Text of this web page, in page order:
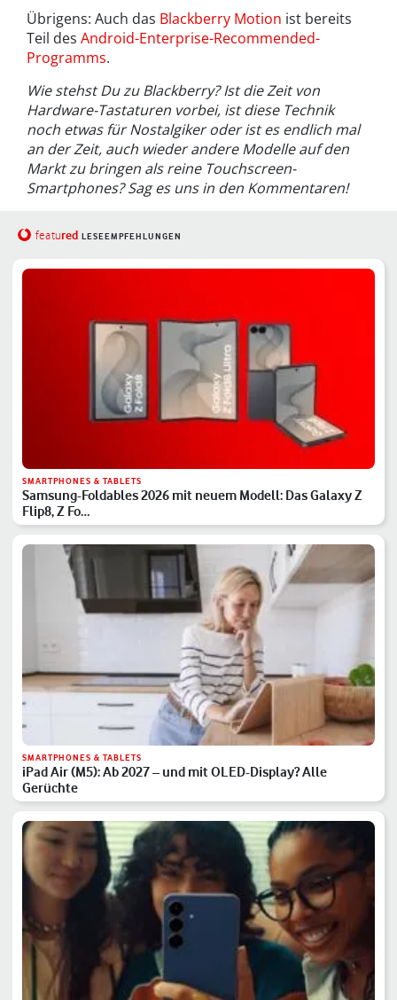
Übrigens: Auch das Blackberry Motion ist bereits
Teil des Android-Enterprise-Recommended-
Programms.
Wie stehst Du zu Blackberry? Ist die Zeit von
Hardware-Tastaturen vorbei, ist diese Technik
noch etwas für Nostalgiker oder ist es endlich mal
an der Zeit, auch wieder andere Modelle auf den
Markt zu bringen als reine Touchscreen-
Smartphones? Sag es uns in den Kommentaren!
featured LESEEMPFEHLUNGEN
SMARTPHONES & TABLETS
Samsung-Foldables 2026 mit neuem Modell: Das Galaxy Z
Flip8, Z Fo…
SMARTPHONES & TABLETS
iPad Air (M5): Ab 2027 – und mit OLED-Display? Alle
Gerüchte